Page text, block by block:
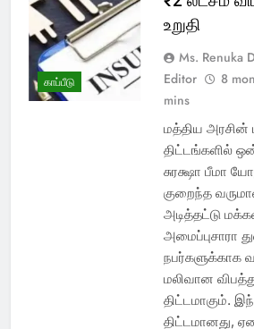
காப்பீடு
உறுதி
Ms. Renuka
Editor
8
mins
மத்திய
திட்டங்களில்
சுரக்ஷா பீமா
குறைந்த
அடித்தட்டு
அமைப்புசாரா
நபர்களுக்காக
மலிவான
திட்டமாகும்.
திட்டமானது,